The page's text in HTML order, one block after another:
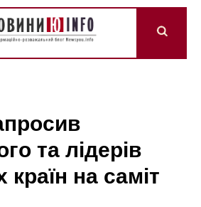
та лідерів
країн на саміт